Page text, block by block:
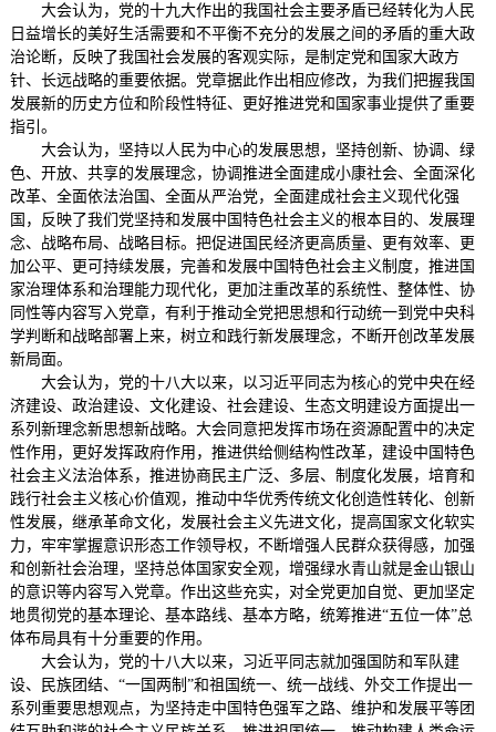
大会认为，党的十九大作出的我国社会主要矛盾已经转化为人民
日益增长的美好生活需要和不平衡不充分的发展之间的矛盾的重大政
治论断，反映了我国社会发展的客观实际，是制定党和国家大政方
针、长远战略的重要依据。党章据此作出相应修改，为我们把握我国
发展新的历史方位和阶段性特征、更好推进党和国家事业提供了重要
指引。
大会认为，坚持以人民为中心的发展思想，坚持创新、协调、绿
色、开放、共享的发展理念，协调推进全面建成小康社会、全面深化
改革、全面依法治国、全面从严治党，全面建成社会主义现代化强
国，反映了我们党坚持和发展中国特色社会主义的根本目的、发展理
念、战略布局、战略目标。把促进国民经济更高质量、更有效率、更
加公平、更可持续发展，完善和发展中国特色社会主义制度，推进国
家治理体系和治理能力现代化，更加注重改革的系统性、整体性、协
同性等内容写入党章，有利于推动全党把思想和行动统一到党中央科
学判断和战略部署上来，树立和践行新发展理念，不断开创改革发展
新局面。
大会认为，党的十八大以来，以习近平同志为核心的党中央在经
济建设、政治建设、文化建设、社会建设、生态文明建设方面提出一
系列新理念新思想新战略。大会同意把发挥市场在资源配置中的决定
性作用，更好发挥政府作用，推进供给侧结构性改革，建设中国特色
社会主义法治体系，推进协商民主广泛、多层、制度化发展，培育和
践行社会主义核心价值观，推动中华优秀传统文化创造性转化、创新
性发展，继承革命文化，发展社会主义先进文化，提高国家文化软实
力，牢牢掌握意识形态工作领导权，不断增强人民群众获得感，加强
和创新社会治理，坚持总体国家安全观，增强绿水青山就是金山银山
的意识等内容写入党章。作出这些充实，对全党更加自觉、更加坚定
地贯彻党的基本理论、基本路线、基本方略，统筹推进“五位一体”总
体布局具有十分重要的作用。
大会认为，党的十八大以来，习近平同志就加强国防和军队建
设、民族团结、“一国两制”和祖国统一、统一战线、外交工作提出一
系列重要思想观点，为坚持走中国特色强军之路、维护和发展平等团